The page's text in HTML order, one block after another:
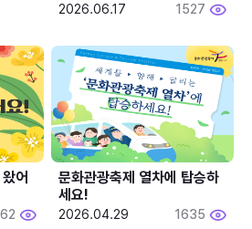
2026.06.17 1527
어
문화관광축제 열차에 탑승하
세요!
2026.04.29 1635